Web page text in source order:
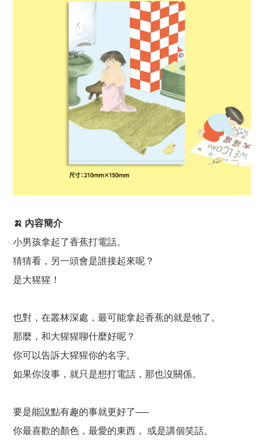
🍌 內容簡介
小男孩拿起了香蕉打電話。
猜猜看，另一頭會是誰接起來呢？
是大猩猩！
也對，在叢林深處，最可能拿起香蕉的就是牠了。
那麼，和大猩猩聊什麼好呢？
你可以告訴大猩猩你的名字。
如果你沒事，就只是想打電話，那也沒關係。
要是能說點有趣的事就更好了──
你最喜歡的顏色，最愛的東西， 或是講個笑話。